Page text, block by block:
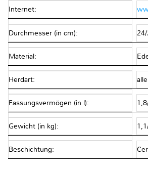
Internet:
Durchmesser (in cm):
Material:
Herdart:
Fassungsvermögen (in l):
Gewicht (in kg):
Beschichtung: